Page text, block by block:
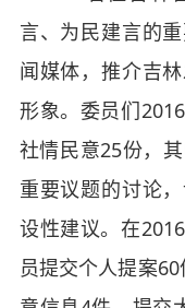
言、为民建言的
闻媒体，推介吉
形象。委员们
社情民意25份，
重要议题的讨论
设性建议。在
员提交个人提案